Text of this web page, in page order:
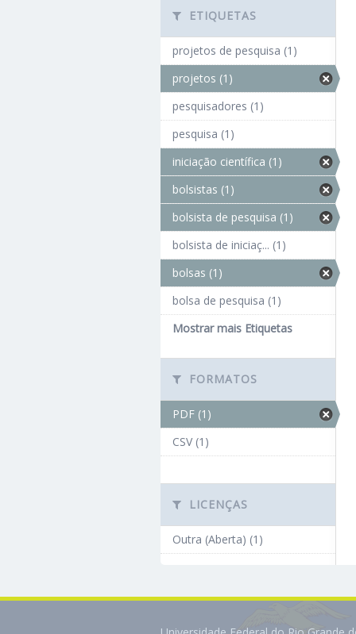
ETIQUETAS
projetos de pesquisa (1)
projetos (1)
pesquisadores (1)
pesquisa (1)
iniciação científica (1)
bolsistas (1)
bolsista de pesquisa (1)
bolsista de iniciaç... (1)
bolsas (1)
bolsa de pesquisa (1)
Mostrar mais Etiquetas
FORMATOS
PDF (1)
CSV (1)
LICENÇAS
Outra (Aberta) (1)